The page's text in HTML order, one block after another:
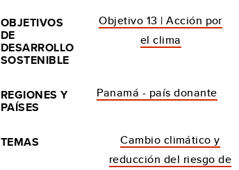
OBJETIVOS
DE
DESARROLLO
SOSTENIBLE
Objetivo 13 | Acción por
el clima
REGIONES Y
PAÍSES
Panamá - país donante
TEMAS
Cambio climático y
reducción del riesgo de